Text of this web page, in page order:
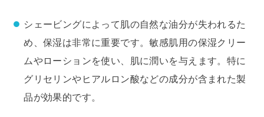
シェービングによって肌の自然な油分が失われるた
め、保湿は非常に重要です。敏感肌用の保湿クリー
ムやローションを使い、肌に潤いを与えます。特に
グリセリンやヒアルロン酸などの成分が含まれた製
品が効果的です。